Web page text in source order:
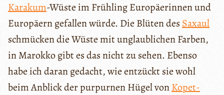
Karakum-Wüste im Frühling Europäerinnen und
Europäern gefallen würde. Die Blüten des Saxaul
schmücken die Wüste mit unglaublichen Farben,
in Marokko gibt es das nicht zu sehen. Ebenso
habe ich daran gedacht, wie entzückt sie wohl
beim Anblick der purpurnen Hügel vonKopet-